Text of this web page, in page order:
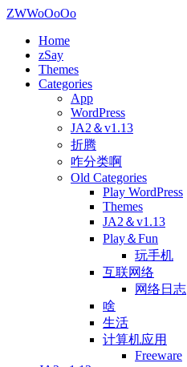
ZWWoOoOo
Home
zSay
Themes
Categories
App
WordPress
JA2＆v1.13
折腾
咋分类啊
Old Categories
Play WordPress
Themes
JA2＆v1.13
Play＆Fun
玩手机
互联网络
网络日志
啥
生活
计算机应用
Freeware